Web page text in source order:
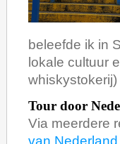
beleefde ik in
lokale cultuur
Tour door
Via meerdere
van